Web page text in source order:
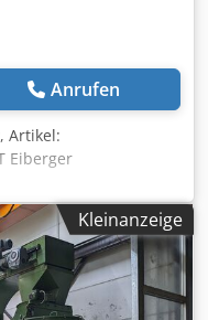
Anrufen
, Artikel:
Eiberger
- PER Baujahr: 2010
Perchlorethylen
als FRONTTOP-
Kontinuierliche
Vakuumtrocknung
Dreh -
Kleinanzeige